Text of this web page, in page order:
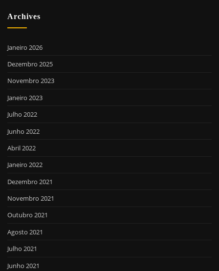
Archives
Janeiro 2026
Dezembro 2025
Novembro 2023
Janeiro 2023
Julho 2022
Junho 2022
Abril 2022
Janeiro 2022
Dezembro 2021
Novembro 2021
Outubro 2021
Agosto 2021
Julho 2021
Junho 2021